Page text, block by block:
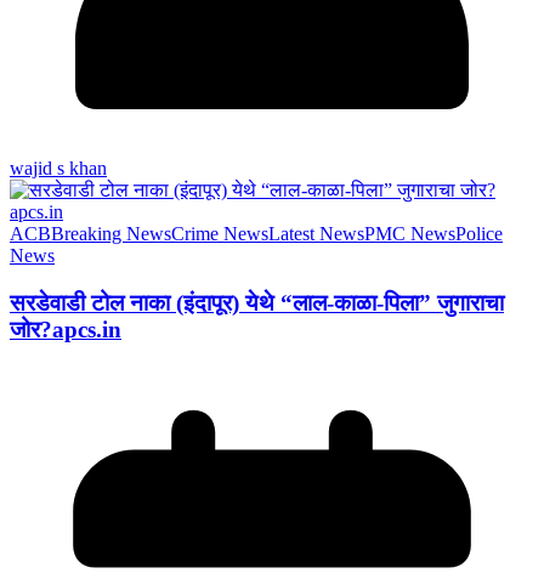
wajid s khan
ACBBreaking NewsCrime NewsLatest NewsPMC NewsPolice
News
सरडेवाडी टोल नाका (इंदापूर) येथे “लाल-काळा-पिला” जुगाराचा
जोर?apcs.in